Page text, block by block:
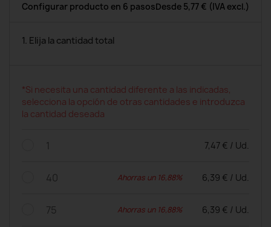
Configurar producto en 6 pasosDesde 5,77 € (IVA excl.)
1. Elija la cantidad total
*Si necesita una cantidad diferente a las indicadas,
selecciona la opción de otras cantidades e introduzca
la cantidad deseada
1 7,47 € / Ud.
40 Ahorras un 16,88% 6,39 € / Ud.
75 Ahorras un 16,88% 6,39 € / Ud.